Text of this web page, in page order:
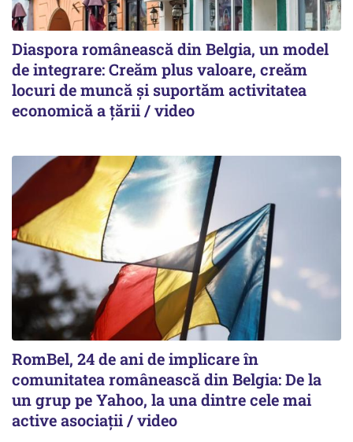
Diaspora românească din Belgia, un model
de integrare: Creăm plus valoare, creăm
locuri de muncă și suportăm activitatea
economică a țării / video
RomBel, 24 de ani de implicare în
comunitatea românească din Belgia: De la
un grup pe Yahoo, la una dintre cele mai
active asociații / video